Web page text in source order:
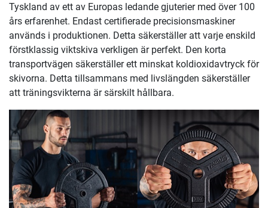
Tyskland av ett av Europas ledande gjuterier med över 100
års erfarenhet. Endast certifierade precisionsmaskiner
används i produktionen. Detta säkerställer att varje enskild
förstklassig viktskiva verkligen är perfekt. Den korta
transportvägen säkerställer ett minskat koldioxidavtryck för
skivorna. Detta tillsammans med livslängden säkerställer
att träningsvikterna är särskilt hållbara.